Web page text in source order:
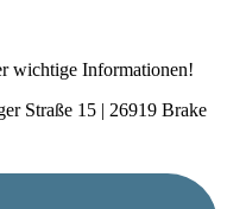
wichtige Informationen!
Straße 15 | 26919 Brake